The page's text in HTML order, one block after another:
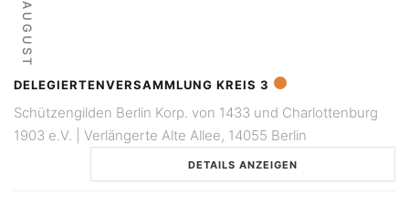
AUGUST
DELEGIERTENVERSAMMLUNG KREIS 3
Schützengilden Berlin Korp. von 1433 und Charlottenburg
1903 e.V. | Verlängerte Alte Allee, 14055 Berlin
DETAILS ANZEIGEN